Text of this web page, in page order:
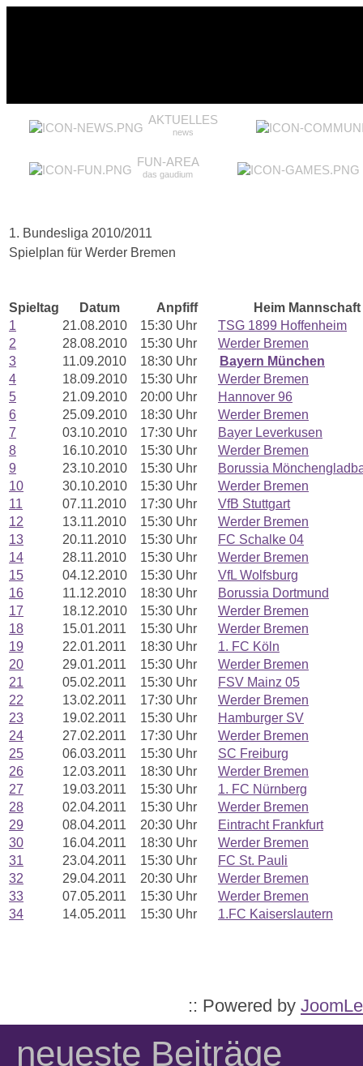
AKTUELLES
news
FUN-AREA
das gaudium
1. Bundesliga 2010/2011
Spielplan für Werder Bremen
Spieltag Datum Anpfiff
Heim Mannschaft
1
21.08.2010 15:30 Uhr
TSG 1899 Hoffenheim
2
28.08.2010 15:30 Uhr
Werder Bremen
3
11.09.2010 18:30 Uhr
Bayern München
4
18.09.2010 15:30 Uhr
Werder Bremen
5
21.09.2010 20:00 Uhr
Hannover 96
6
25.09.2010 18:30 Uhr
Werder Bremen
7
03.10.2010 17:30 Uhr
Bayer Leverkusen
8
16.10.2010 15:30 Uhr
Werder Bremen
9
23.10.2010 15:30 Uhr
Borussia
10
30.10.2010 15:30 Uhr
Werder Bremen
11
07.11.2010 17:30 Uhr
VfB Stuttgart
12
13.11.2010 15:30 Uhr
Werder Bremen
13
20.11.2010 15:30 Uhr
FC Schalke 04
14
28.11.2010 15:30 Uhr
Werder Bremen
15
04.12.2010 15:30 Uhr
VfL Wolfsburg
16
11.12.2010 18:30 Uhr
Borussia Dortmund
17
18.12.2010 15:30 Uhr
Werder Bremen
18
15.01.2011 15:30 Uhr
Werder Bremen
19
22.01.2011 18:30 Uhr
1. FC Köln
20
29.01.2011 15:30 Uhr
Werder Bremen
21
05.02.2011 15:30 Uhr
FSV Mainz 05
22
13.02.2011 17:30 Uhr
Werder Bremen
23
19.02.2011 15:30 Uhr
Hamburger SV
24
27.02.2011 17:30 Uhr
Werder Bremen
25
06.03.2011 15:30 Uhr
SC Freiburg
26
12.03.2011 18:30 Uhr
Werder Bremen
27
19.03.2011 15:30 Uhr
1. FC Nürnberg
28
02.04.2011 15:30 Uhr
Werder Bremen
29
08.04.2011 20:30 Uhr
Eintracht Frankfurt
30
16.04.2011 18:30 Uhr
Werder Bremen
31
23.04.2011 15:30 Uhr
FC St. Pauli
32
29.04.2011 20:30 Uhr
Werder Bremen
33
07.05.2011 15:30 Uhr
Werder Bremen
34
14.05.2011 15:30 Uhr 1.FC Kaiserslautern
:: Powered by
neueste Beiträge